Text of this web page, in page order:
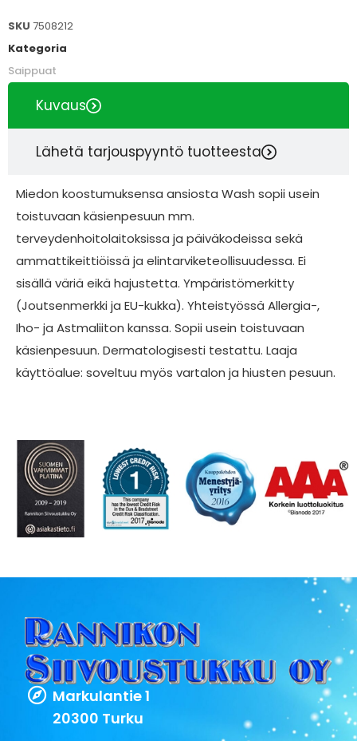
SKU 7508212
Kategoria
Saippuat
Kuvaus
Lähetä tarjouspyyntö tuotteesta
Miedon koostumuksensa ansiosta Wash sopii usein
toistuvaan käsienpesuun mm.
terveydenhoitolaitoksissa ja päiväkodeissa sekä
ammattikeittiöissä ja elintarviketeollisuudessa. Ei
sisällä väriä eikä hajustetta. Ympäristömerkitty
(Joutsenmerkki ja EU-kukka). Yhteistyössä Allergia-,
Iho- ja Astmaliiton kanssa. Sopii usein toistuvaan
käsienpesuun. Dermatologisesti testattu. Laaja
käyttöalue: soveltuu myös vartalon ja hiusten pesuun.
Markulantie 1
20300 Turku